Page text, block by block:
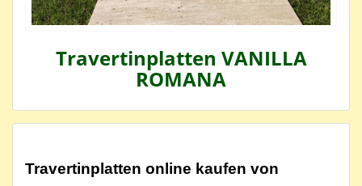
Travertinplatten VANILLA
ROMANA
Travertinplatten online kaufen von